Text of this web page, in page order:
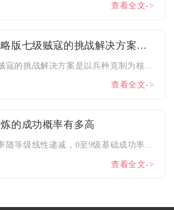
查看全文->
版七级贼寇的挑战解决方案是什么
查看全文->
的成功概率有多高
影之刃精炼基础概率随等级线性递减，0至9级基础成功率区间为9...
查看全文->